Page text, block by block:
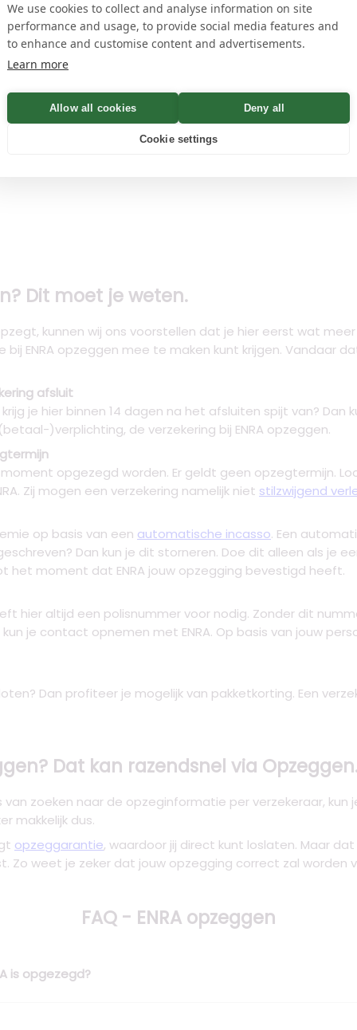
We use cookies to collect and analyse information on site
performance and usage, to provide social media features and
to enhance and customise content and advertisements.
Learn more
Allow all cookies Deny all
Cookie settings
— mét bewijs van ontvangst
versturen we je opzegging aangetekend, met
Dit moet je weten.
kunnen wij ons voorstellen dat je hier eerst wat
ENRA opzeggen mee te maken kunt krijgen. Vandaar
afsluit
je hier binnen 14 dagen na het afsluiten spijt van? Dan
)verplichting, de verzekering bij ENRA opzeggen.
moment opgezegd worden. Er geldt geen opzegtermijn.
Zij mogen een verzekering namelijk niet stilzwijgend
op basis van een automatische incasso. Een
Dan kun je dit storneren. Doe dit alleen als je
het moment dat ENRA jouw opzegging bevestigd heeft.
hier altijd een polisnummer voor nodig. Zonder dit
je contact opnemen met ENRA. Op basis van jouw
Dan profiteer je mogelijk van pakketkorting. Een
Dat kan razendsnel via
zoeken naar de opzeginformatie per verzekeraar,
makkelijk dus.
opzeggarantie, waardoor jij direct kunt loslaten. Maar
Zo weet je zeker dat jouw opzegging correct zal worden
FAQ - ENRA opzeggen
is opgezegd?